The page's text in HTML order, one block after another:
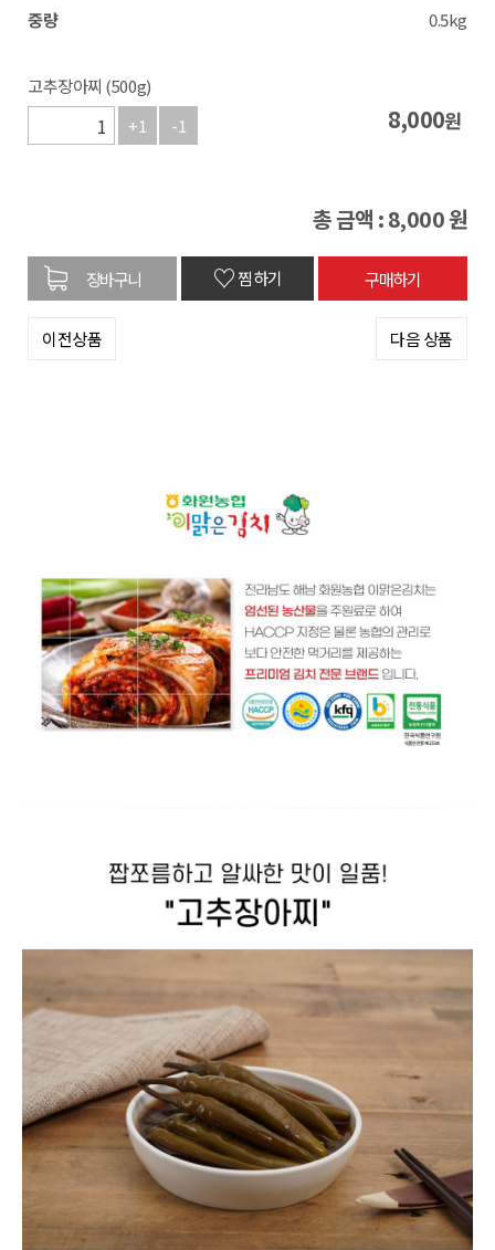
중량
0.5kg
고추장아찌 (500g)
+1
-1 8,000원
총 금액 :8,000원
♡찜하기
이전상품 다음 상품